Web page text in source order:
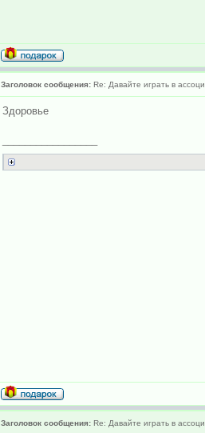
Заголовок сообщения: Re: Давайте играть в
Здоровье
Заголовок сообщения: Re: Давайте играть в